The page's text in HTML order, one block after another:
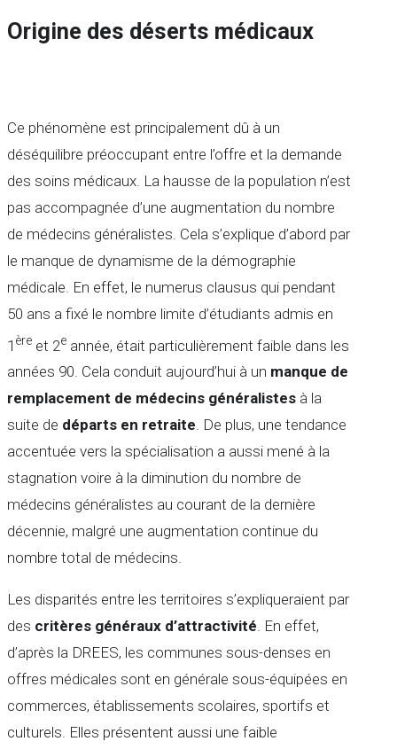
Origine des déserts médicaux
Ce phénomène est principalement dû à un
déséquilibre préoccupant entre l’offre et la demande
des soins médicaux. La hausse de la population n’est
pas accompagnée d’une augmentation du nombre
de médecins généralistes. Cela s’explique d’abord par
le manque de dynamisme de la démographie
médicale. En effet, le numerus clausus qui pendant
50 ans a fixé le nombre limite d’étudiants admis en
1 ère et 2e année, était particulièrement faible dans les
années 90. Cela conduit aujourd’hui à un manque de
remplacement de médecins généralistes à la
suite de départs en retraite. De plus, une tendance
accentuée vers la spécialisation a aussi mené à la
stagnation voire à la diminution du nombre de
médecins généralistes au courant de la dernière
décennie, malgré une augmentation continue du
nombre total de médecins.
Les disparités entre les territoires s’expliqueraient par
des critères généraux d’attractivité. En effet,
d’après la DREES, les communes sous-denses en
offres médicales sont en générale sous-équipées en
commerces, établissements scolaires, sportifs et
culturels. Elles présentent aussi une faible